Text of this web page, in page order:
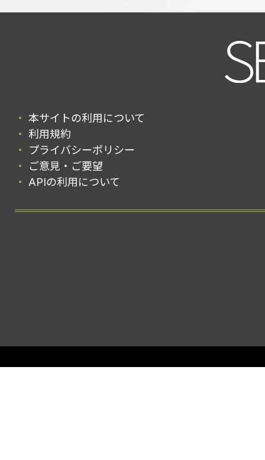
本サイトの利用について
利用規約
プライバシーポリシー
ご意見・ご要望
APIの利用について